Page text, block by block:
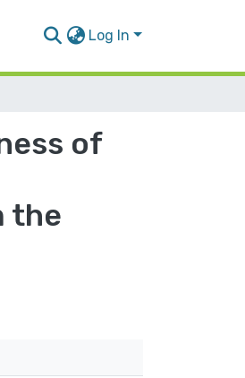
Log In
of
the